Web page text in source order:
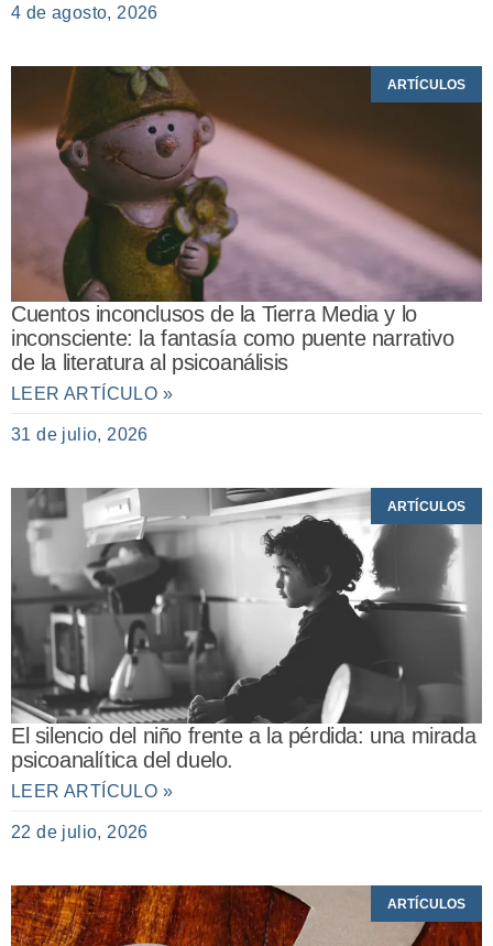
4 de agosto, 2026
ARTÍCULOS
Cuentos inconclusos de la Tierra Media y lo
inconsciente: la fantasía como puente narrativo
de la literatura al psicoanálisis
LEER ARTÍCULO »
31 de julio, 2026
ARTÍCULOS
El silencio del niño frente a la pérdida: una mirada
psicoanalítica del duelo.
LEER ARTÍCULO »
22 de julio, 2026
ARTÍCULOS